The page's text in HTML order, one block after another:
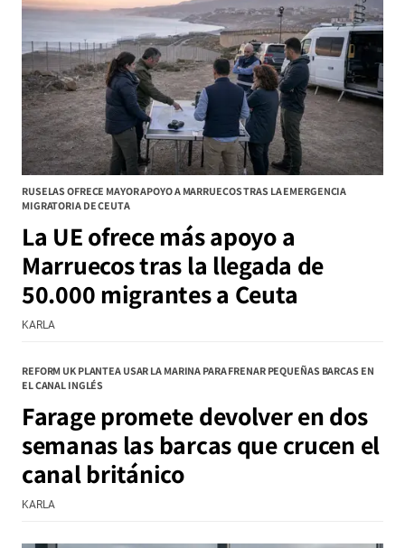
RUSELAS OFRECE MAYOR APOYO A MARRUECOS TRAS LA EMERGENCIA
MIGRATORIA DE CEUTA
La UE ofrece más apoyo a
Marruecos tras la llegada de
50.000 migrantes a Ceuta
KARLA
REFORM UK PLANTEA USAR LA MARINA PARA FRENAR PEQUEÑAS BARCAS EN
EL CANAL INGLÉS
Farage promete devolver en dos
semanas las barcas que crucen el
canal británico
KARLA